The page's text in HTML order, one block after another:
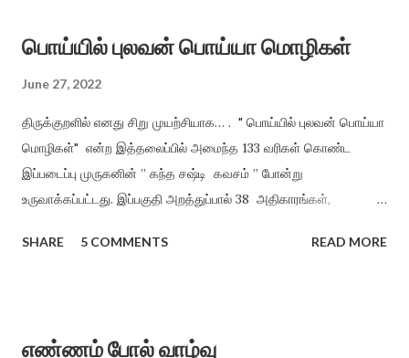
பொய்யில் புலவன் பொய்யா மொழிகள்
June 27, 2022
திருக்குறளில் எனது சிறு முயற்சியாக… . " பொய்யில் புலவன் பொய்யா
மொழிகள்" என்ற இத்தலைப்பில் அமைந்த 133 வரிகள் கொண்ட
இப்படைப்பு முருகனின் ” கந்த சஷ்டி கவசம் ” போன்று
உருவாக்கப்பட்டது. இப்பகுதி அறத்துப்பால் 38 அதிகாரங்கள்,
விளங்க வைத்தல் என்ற முறையில், திருக்குறளின் சாராக அமைத்து
காக்க காக்கக் குறளைக் காக்க உலக மொழிகளில் ஒப்பற்ற நூலாம்,
SHARE 5 COMMENTS READ MORE
எண்ணம் போல் வாழ்வு